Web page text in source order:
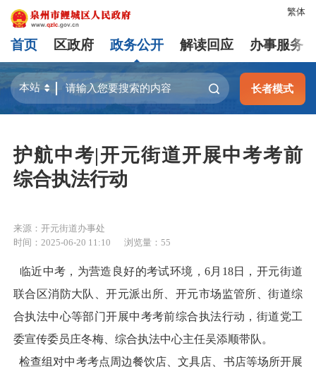
繁体
首页 区政府 政务公开 解读回应 办事服务
长者模式
护航中考|开元街道开展中考考前
综合执法行动
来源：开元街道办事处
时间：2025-06-20 11:10
浏览量： 55
临近中考，为营造良好的考试环境，6月18日，开元街道
联合区消防大队、开元派出所、开元市场监管所、街道综
合执法中心等部门开展中考考前综合执法行动，街道党工
委宣传委员庄冬梅、综合执法中心主任吴添顺带队。
检查组对中考考点周边餐饮店、文具店、书店等场所开展